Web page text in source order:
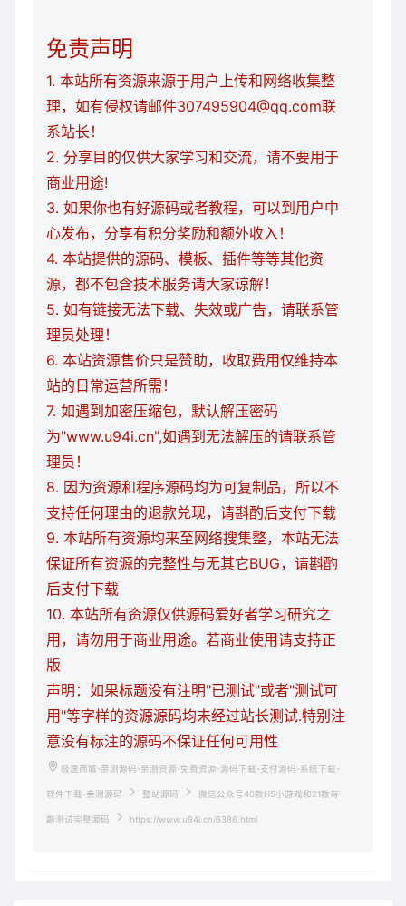
免责声明
1. 本站所有资源来源于用户上传和网络收集整
理，如有侵权请邮件307495904@qq.com联
系站长！
2. 分享目的仅供大家学习和交流，请不要用于
商业用途!
3. 如果你也有好源码或者教程，可以到用户中
心发布，分享有积分奖励和额外收入！
4. 本站提供的源码、模板、插件等等其他资
源，都不包含技术服务请大家谅解！
5. 如有链接无法下载、失效或广告，请联系管
理员处理！
6. 本站资源售价只是赞助，收取费用仅维持本
站的日常运营所需！
7. 如遇到加密压缩包，默认解压密码
为"www.u94i.cn",如遇到无法解压的请联系管
理员！
8. 因为资源和程序源码均为可复制品，所以不
支持任何理由的退款兑现，请斟酌后支付下载
9. 本站所有资源均来至网络搜集整，本站无法
保证所有资源的完整性与无其它BUG，请斟酌
后支付下载
10. 本站所有资源仅供源码爱好者学习研究之
用，请勿用于商业用途。若商业使用请支持正
版
声明：如果标题没有注明"已测试"或者"测试可
用"等字样的资源源码均未经过站长测试.特别注
意没有标注的源码不保证任何可用性
极速商城-亲测源码-亲测资源-免费资源-源码下载-支付源码-系统下载-
软件下载-亲测源码 整站源码 微信公众号40款H5小游戏和21款有
趣测试完整源码 https://www.u94i.cn/6386.html